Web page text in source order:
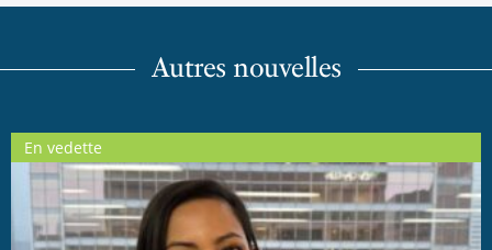
Autres nouvelles
En vedette